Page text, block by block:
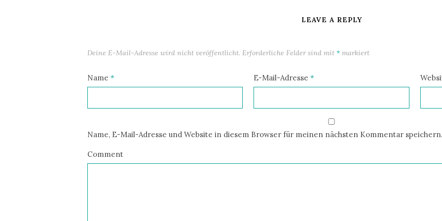
LEAVE A REPLY
Deine E-Mail-Adresse wird nicht veröffentlicht. Erforderliche Felder sind mit * markiert
Name * E-Mail-Adresse*
Name, E-Mail-Adresse und Website in diesem Browser für meinen nächsten Kommentar
Comment